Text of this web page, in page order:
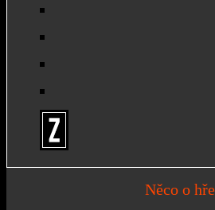
Něco o hře